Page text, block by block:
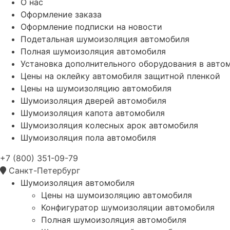
Оформление заказа
Оформление подписки на новости
Подетальная шумоизоляция автомобиля
Полная шумоизоляция автомобиля
Установка дополнительного оборудования в
Цены на оклейку автомобиля защитной пленкой
Цены на шумоизоляцию автомобиля
Шумоизоляция дверей автомобиля
Шумоизоляция капота автомобиля
Шумоизоляция колесных арок автомобиля
Шумоизоляция пола автомобиля
+7 (800) 351-09-79
Санкт-Петербург
Шумоизоляция автомобиля
Цены на шумоизоляцию автомобиля
Конфигуратор шумоизоляции автомобиля
Полная шумоизоляция автомобиля